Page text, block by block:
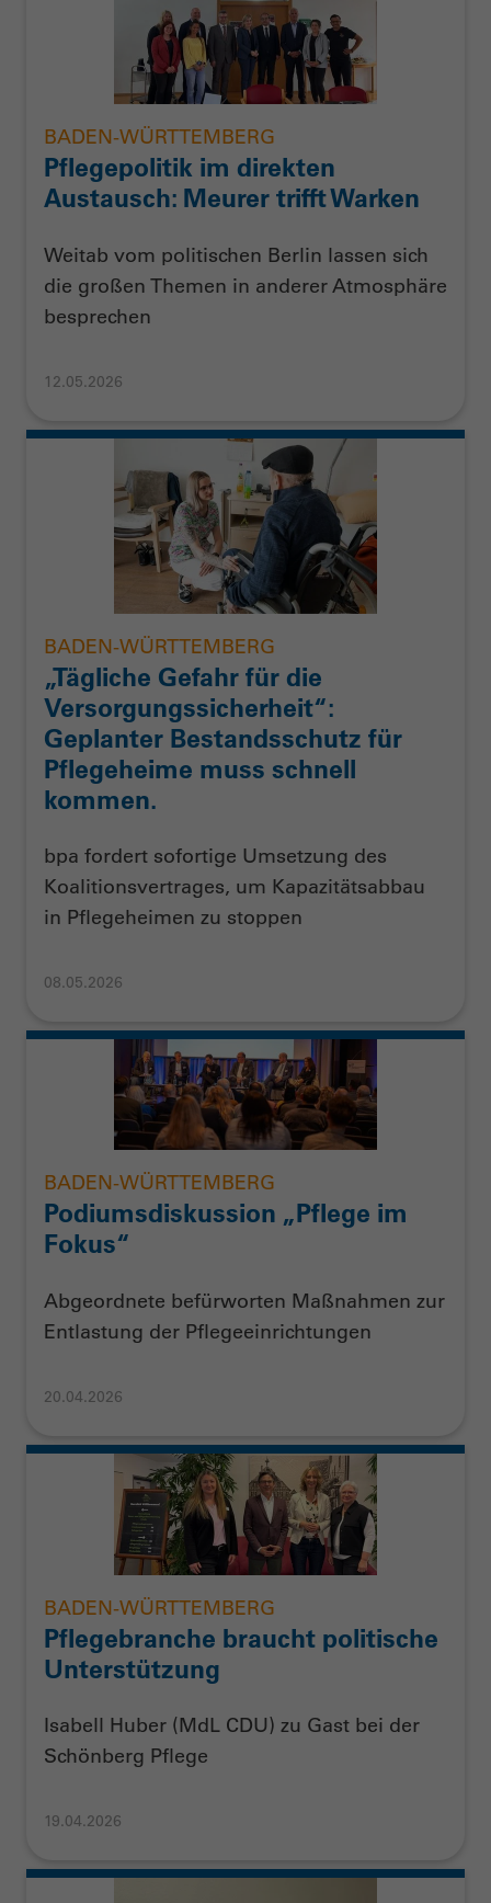
BADEN-WÜRTTEMBERG
Pflegepolitik im direkten
Austausch: Meurer trifft Warken
Weitab vom politischen Berlin lassen sich
die großen Themen in anderer Atmosphäre
besprechen
12.05.2026
BADEN-WÜRTTEMBERG
„Tägliche Gefahr für die
Versorgungssicherheit“:
Geplanter Bestandsschutz für
Pflegeheime muss schnell
kommen.
bpa fordert sofortige Umsetzung des
Koalitionsvertrages, um Kapazitätsabbau
in Pflegeheimen zu stoppen
08.05.2026
BADEN-WÜRTTEMBERG
Podiumsdiskussion „Pflege im
Fokus“
Abgeordnete befürworten Maßnahmen zur
Entlastung der Pflegeeinrichtungen
20.04.2026
BADEN-WÜRTTEMBERG
Pflegebranche braucht politische
Unterstützung
Isabell Huber (MdL CDU) zu Gast bei der
Schönberg Pflege
19.04.2026